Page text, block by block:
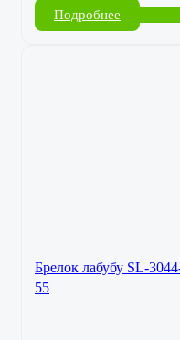
Подробнее
Брелок лабубу SL-
55